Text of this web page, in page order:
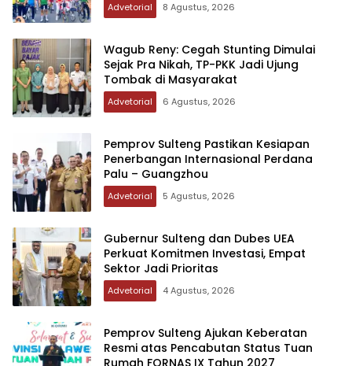
Advetorial 8 Agustus, 2026
Wagub Reny: Cegah Stunting Dimulai
Sejak Pra Nikah, TP-PKK Jadi Ujung
Tombak di Masyarakat
Advetorial 6 Agustus, 2026
Pemprov Sulteng Pastikan Kesiapan
Penerbangan Internasional Perdana
Palu – Guangzhou
Advetorial 5 Agustus, 2026
Gubernur Sulteng dan Dubes UEA
Perkuat Komitmen Investasi, Empat
Sektor Jadi Prioritas
Advetorial 4 Agustus, 2026
Pemprov Sulteng Ajukan Keberatan
Resmi atas Pencabutan Status Tuan